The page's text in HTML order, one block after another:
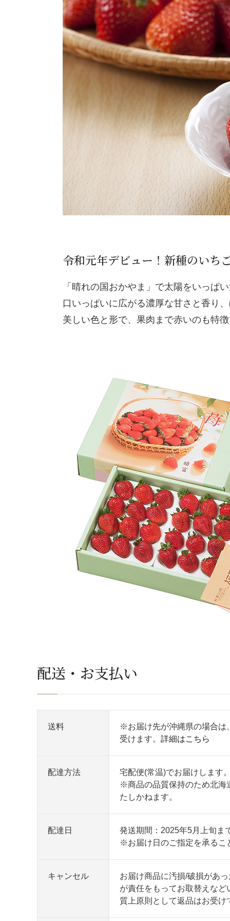
令和元年デビュー！新種のいち
「晴れの国おかやま」で太陽をいっぱ
口いっぱいに広がる濃厚な甘さと香り
美しい色と形で、果肉まで赤いのも特
配送・お支払い
送料
※お届け先が沖縄県の場合は
受けます。 詳細はこちら
配達方法
宅配便(常温)でお届けします
※商品の品質保持のため北海
たしかねます。
配達日
発送期間：2025年5月上旬ま
※お届け日のご指定を承るこ
キャンセル
お届け商品に汚損/破損があ
が責任をもってお取替えな
質上原則として返品はお受け